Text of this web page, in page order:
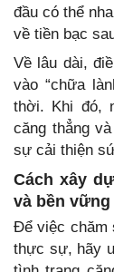
đầu có thể
về tiền bạc
Về lâu dài,
vào “chữa
thời. Khi đó,
căng thẳng
sự cải thiện
Cách xây
và bền vững
Để việc chăm
thực sự, hãy